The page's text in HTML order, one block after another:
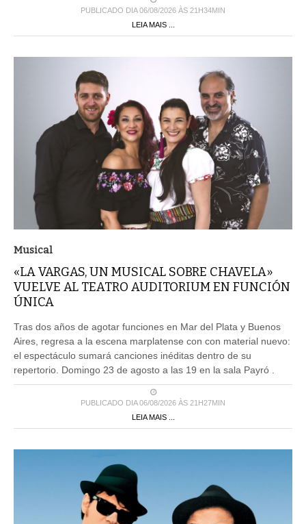
PUBLICADO DIA 06/08/2026 ÀS 21H34MIN
LEIA MAIS ...
Musical
«LA VARGAS, UN MUSICAL SOBRE CHAVELA»
VUELVE AL TEATRO AUDITORIUM EN FUNCIÓN
ÚNICA
Tras dos años de agotar funciones en Mar del Plata y Buenos
Aires, regresa a la escena marplatense con con material nuevo:
el espectáculo sumará canciones inéditas dentro de su
repertorio. Domingo 23 de agosto a las 19 en la sala Payró .
PUBLICADO DIA 06/08/2026 ÀS 21H27MIN
LEIA MAIS ...